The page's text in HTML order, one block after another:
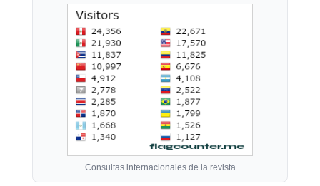
Consultas internacionales de la revista